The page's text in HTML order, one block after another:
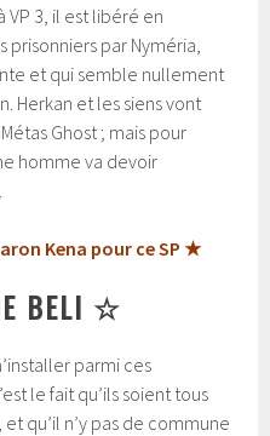
VP 3, il est libéré en
par Nyméria,
et qui semble nullement
Herkan et les siens vont
Ghost ; mais pour
homme va devoir
Kena pour ce SP ★
BELI ☆
parmi ces
le fait qu’ils soient tous
qu’il n’y pas de commune